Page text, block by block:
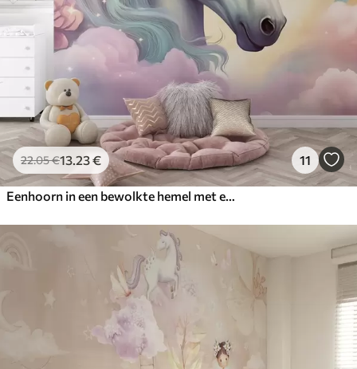
22.05€13 .23€ 11